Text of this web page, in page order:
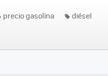
precio gasolina diésel